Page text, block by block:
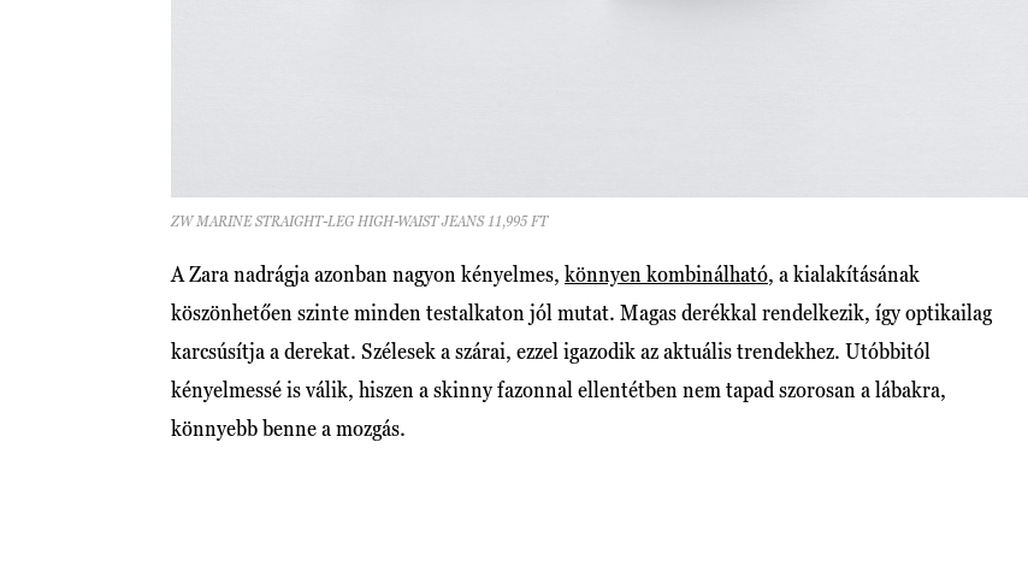
ZW MARINE STRAIGHT-LEG HIGH-WAIST JEANS 11,995 FT
A Zara nadrágja azonban nagyon kényelmes, könnyen kombinálható, a kialakításának
köszönhetően szinte minden testalkaton jól mutat. Magas derékkal rendelkezik, így optikailag
karcsúsítja a derekat. Szélesek a szárai, ezzel igazodik az aktuális trendekhez. Utóbbitól
kényelmessé is válik, hiszen a skinny fazonnal ellentétben nem tapad szorosan a lábakra,
könnyebb benne a mozgás.